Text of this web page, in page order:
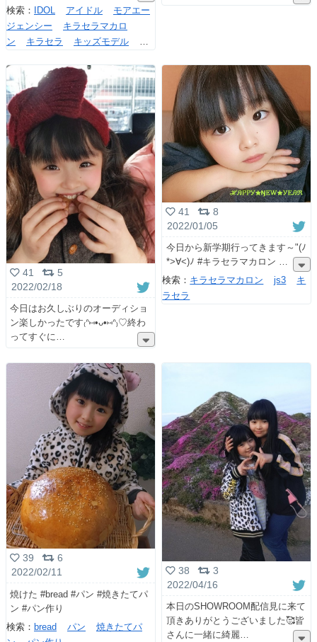
検索： IDOL アイドル
モアエー
ジェンシー
キラセラマカロ
ン
キラセラ キッズモデル
ク
の数だけ幸せがやってくる
41
5
2022/02/18
今日はお久しぶりのオーディショ
ン楽しかったです₍ᐢ⑅•ᴗ•⑅ᐢ₎♡終わ
ってすぐに
41
8
2022/01/05
今日から新学期行ってきます～"(ﾉ
*>∀<)ﾉ #キラセラマカロン
検索： キラセラマカロン js3
キ
ラセラ
39
6
2022/02/11
焼けた #bread #パン #焼きたてパ
ン #パン作り
検索： bread パン
焼きたてパ
38
3
2022/04/16
本日のSHOWROOM配信見に来て
頂きありがとうございました🥰皆
さんに一緒に綺麗